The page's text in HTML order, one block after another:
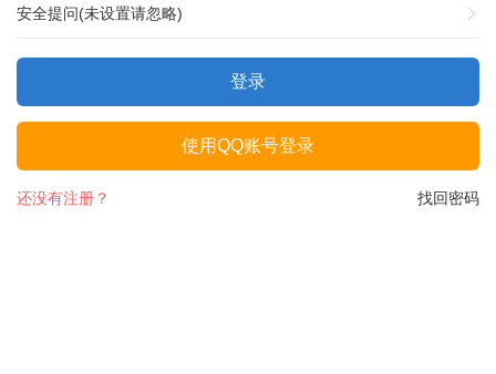
安全提问(未设置请忽略)
登录
使用QQ账号登录
找回密码
还没有注册？